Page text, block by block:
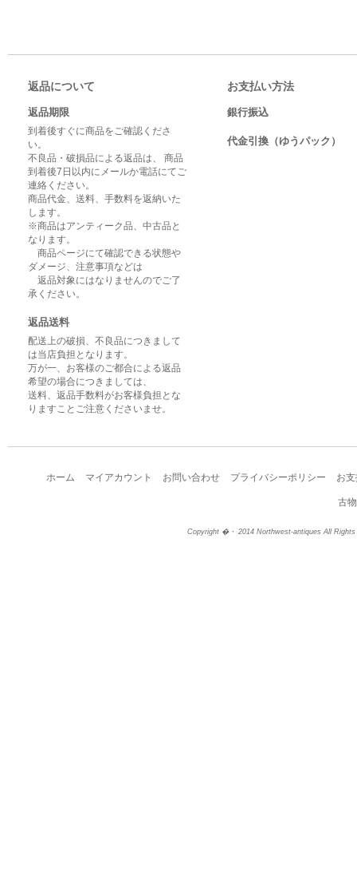
返品について
返品期限
到着後すぐに商品をご確認くださ
い。
不良品・破損品による返品は、 商品
到着後7日以内にメールか電話にてご
連絡ください。
商品代金、送料、手数料を返納いた
します。
※商品はアンティーク品、中古品と
なります。
商品ページにて確認できる状態や
ダメージ、注意事項などは
返品対象にはなりませんのでご了
承ください。
返品送料
配送上の破損、不良品につきまして
は当店負担となります。
万が一、お客様のご都合による返品
希望の場合につきましては、
送料、返品手数料がお客様負担とな
りますことご注意くださいませ。
お支払い方法
銀行振込
代金引換（ゆうパック）
ホーム マイアカウント お問い合わせ プライバシーポリシー お
古
Copyright �・ 2014 Northwest-antiques All